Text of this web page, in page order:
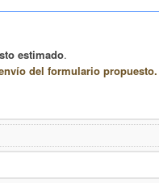
estimado.
del formulario propuesto.